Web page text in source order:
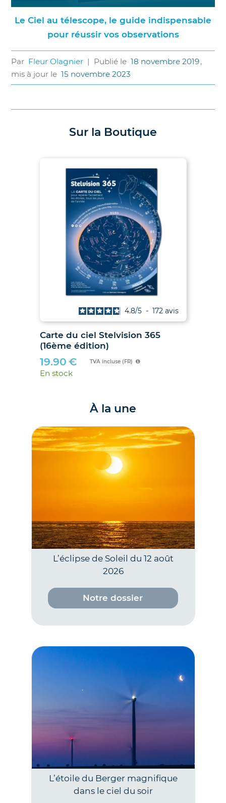
Le Ciel au télescope, le guide indispensable
pour réussir vos observations
Par Fleur Olagnier | Publié le 18 novembre 2019,
mis à jour le 15 novembre 2023
Sur la Boutique
Les Soleils noirs de 2026 et 2027
– Le guide des éclipses des 12
août 2026 et 2 août 2027
4.9/5 - 38 avis
21.00€
À la une
L’éclipse de Soleil du 12 août
2026
Notre dossier
L’étoile du Berger magnifique
dans le ciel du soir